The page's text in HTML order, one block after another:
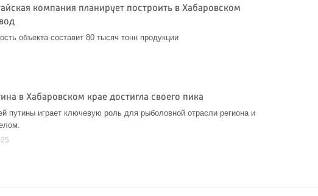
компания планирует построить в Хабаровском
объекта составит 80 тысяч тонн продукции
в Хабаровском крае достигла своего пика
путины играет ключевую роль для рыболовной отрасли региона и